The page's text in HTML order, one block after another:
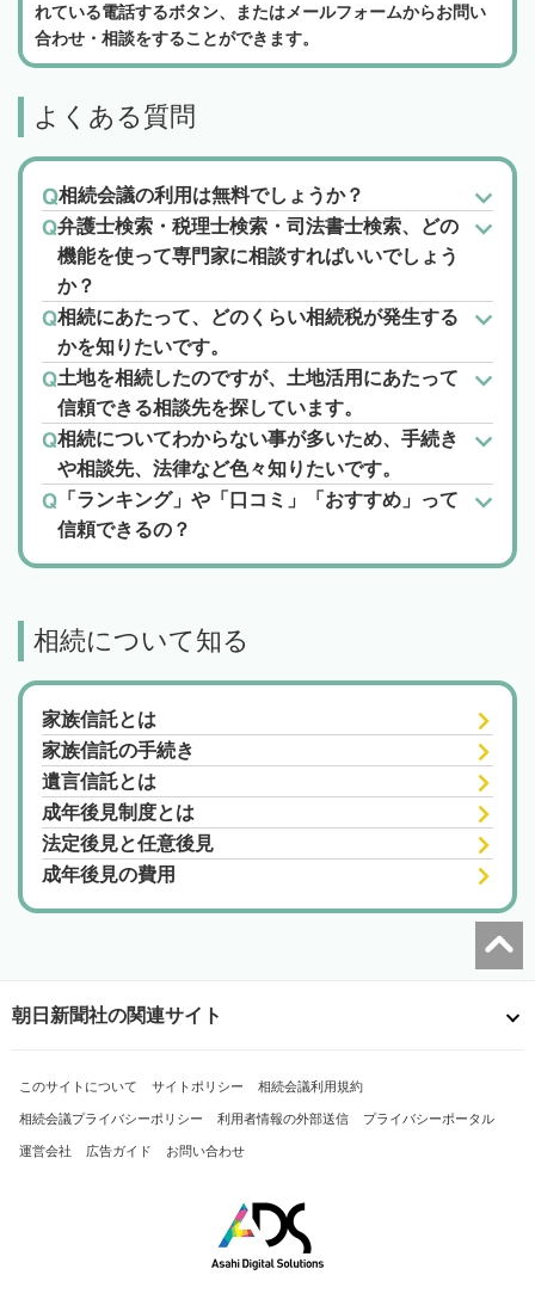
れている電話するボタン、またはメールフォームからお問い
合わせ・相談をすることができます。
よくある質問
相続会議の利用は無料でしょうか？
弁護士検索・税理士検索・司法書士検索、どの
機能を使って専門家に相談すればいいでしょう
か？
相続にあたって、どのくらい相続税が発生する
かを知りたいです。
土地を相続したのですが、土地活用にあたって
信頼できる相談先を探しています。
相続についてわからない事が多いため、手続き
や相談先、法律など色々知りたいです。
「ランキング」や「口コミ」「おすすめ」って
信頼できるの？
相続について知る
家族信託とは
家族信託の手続き
遺言信託とは
成年後見制度とは
法定後見と任意後見
成年後見の費用
朝日新聞社の関連サイト
このサイトについて サイトポリシー 相続会議利用規約
相続会議プライバシーポリシー 利用者情報の外部送信 プライバシーポータル
運営会社 広告ガイド お問い合わせ